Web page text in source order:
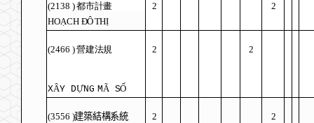
(2138 )都市計畫 2
2
HOẠCH ĐÔTHỊ
(2466 )營建法規
XÂY DỰNG MÃSỐ
2 2
(3556 )建築結構系統 2 2